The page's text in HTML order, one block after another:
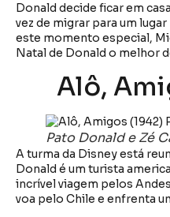
Donald decide ficar em
vez de migrar para um
este momento especial,
Natal de Donald o melhor
Alô,
Pato Donald e Zé
A turma da Disney está
Donald é um turista
incrível viagem pelos
voa pelo Chile e enfrenta